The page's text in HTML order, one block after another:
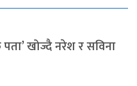
खोज्दै नरेश र सविना